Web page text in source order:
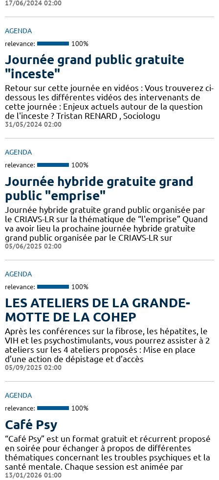
17/06/2024 02:00
AGENDA
relevance: 100%
Journée grand public gratuite
"inceste"
Retour sur cette journée en vidéos : Vous trouverez ci-
dessous les différentes vidéos des intervenants de
cette journée : Enjeux actuels autour de la question
de l'inceste ? Tristan RENARD , Sociologu
31/05/2024 02:00
AGENDA
relevance: 100%
Journée hybride gratuite grand
public "emprise"
Journée hybride gratuite grand public organisée par
le CRIAVS-LR sur la thématique de “l'emprise” Quand
va avoir lieu la prochaine journée hybride gratuite
grand public organisée par le CRIAVS-LR sur
05/06/2025 02:00
AGENDA
relevance: 100%
LES ATELIERS DE LA GRANDE-
MOTTE DE LA COHEP
Après les conférences sur la fibrose, les hépatites, le
VIH et les psychostimulants, vous pourrez assister à 2
ateliers sur les 4 ateliers proposés : Mise en place
d’une action de dépistage et d’accès
05/09/2025 02:00
AGENDA
relevance: 100%
Café Psy
“Café Psy” est un format gratuit et récurrent proposé
en soirée pour échanger à propos de différentes
thématiques concernant les troubles psychiques et la
santé mentale. Chaque session est animée par
13/01/2026 01:00